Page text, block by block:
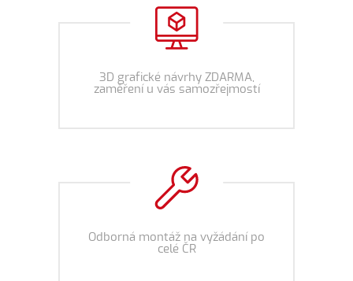
3D grafické návrhy ZDARMA,
zaměření u vás samozřejmostí
Odborná montáž na vyžádání po
celé ČR